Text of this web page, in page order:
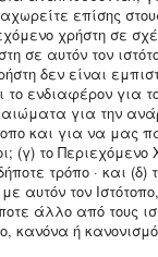
επίσης
χρήστη σε
σε αυτόν τον
δεν είναι
ενδιαφέρον για
για την
και για να μας
το Περιεχόμενο
τρόπο · και (δ)
αυτόν τον
άλλο από τους
κανόνα ή